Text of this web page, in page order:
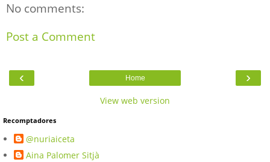
No comments:
Post a Comment
‹ ›
Home
View web version
Recomptadores
@nuriaiceta
Aina Palomer Sitjà